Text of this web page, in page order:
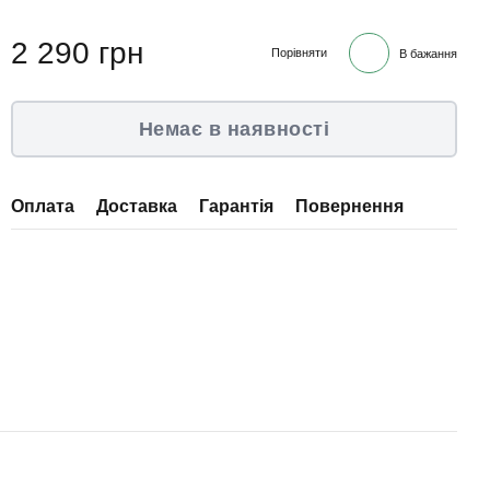
2 290 грн Порівняти В бажання
Немає в наявності
Оплата Доставка Гарантія Повернення